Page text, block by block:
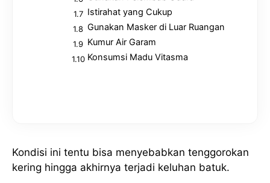
Istirahat yang Cukup
Gunakan Masker di Luar Ruangan
Kumur Air Garam
Konsumsi Madu Vitasma
Kondisi ini tentu bisa menyebabkan tenggorokan
kering hingga akhirnya terjadi keluhan batuk.